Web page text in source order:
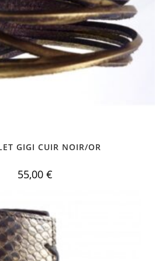
GIGI CUIR NOIR/OR
55,00 €